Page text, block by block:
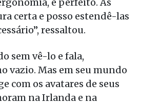
certa e posso estendê-las
ressaltou.
sem vê-lo e fala,
vazio. Mas em seu mundo
com os avatares de seus
na Irlanda e na